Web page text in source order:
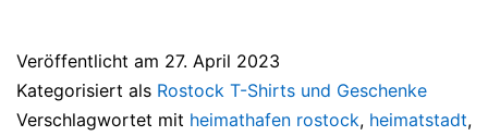
Veröffentlicht am 27. April 2023
Kategorisiert als Rostock T-Shirts und Geschenke
Verschlagwortet mit heimathafen rostock, heimatstadt,